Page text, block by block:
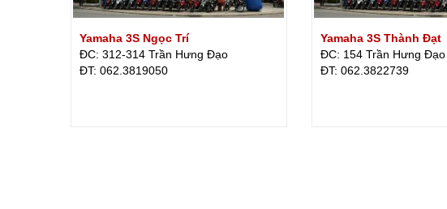
Yamaha 3S Ngọc Trí
ĐC: 312-314 Trần Hưng Đạo
ÐT: 062.3819050
Yamaha 3S Thành Đạt
ĐC: 154 Trần Hưng Đạo
ÐT: 062.3822739